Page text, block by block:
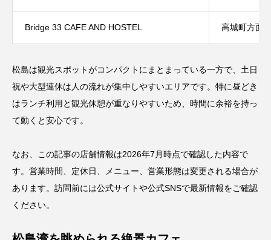
Bridge 33 CAFE AND HOSTEL 高城町方面
松島は観光スポットがコンパクトにまとまっている一方で、土日
祝や大型連休は人の流れが集中しやすいエリアです。特に昼どき
はランチ利用と観光休憩が重なりやすいため、時間に余裕を持っ
て動くと安心です。
なお、この記事の店舗情報は2026年7月時点で確認した内容で
す。営業時間、定休日、メニュー、営業形態は変更される場合が
あります。訪問前には公式サイトや公式SNSで最新情報をご確認
ください。